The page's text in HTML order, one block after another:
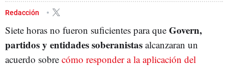
GOVERN ARTÍCULO 155
Redacción
Siete horas no fueron suficientes para que Govern,
partidos y entidades soberanistas alcanzaran un
acuerdo sobre cómo responder a la aplicación del